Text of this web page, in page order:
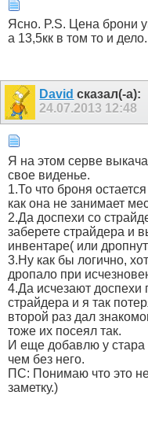
Ясно. P.S. Цена брони
а 13,5кк в том то и
David сказал(-а):
24.07.2013 12:48
Я на этом серве
свое виденье.
1.То что броня
как она не занимает
2.Да доспехи со
заберете страйдера и
инвентаре( или
3.Ну как бы логично,
дропало при
4.Да исчезают доспехи
страйдера и я так
второй раз дал
тоже их посеял так.
И еще добавлю у стара
чем без него.
ПС: Понимаю что это не
заметку.)